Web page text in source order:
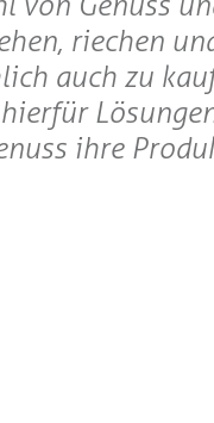
riechen
auch zu
ihre